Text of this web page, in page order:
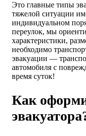
Это главные типы
тяжелой ситуации
индивидуальном
переулок, мы
характеристики,
необходимо
эвакуации —
автомобиля с
время суток!
Как